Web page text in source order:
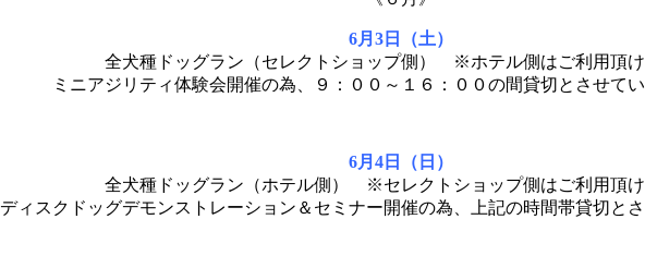
6月3日（土）
全犬種ドッグラン（セレクトショップ側） ※ホテル側はご利用頂
ミニアジリティ体験会開催の為、９：００～１６：００の間貸切とさせて
6月4日（日）
全犬種ドッグラン（ホテル側） ※セレクトショップ側はご利用頂
ディスクドッグデモンストレーション＆セミナー開催の為、上記の時間帯貸切と